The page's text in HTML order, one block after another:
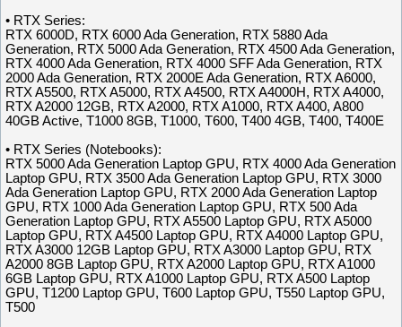
• RTX Series:
RTX 6000D, RTX 6000 Ada Generation, RTX 5880 Ada
Generation, RTX 5000 Ada Generation, RTX 4500 Ada Generation,
RTX 4000 Ada Generation, RTX 4000 SFF Ada Generation, RTX
2000 Ada Generation, RTX 2000E Ada Generation, RTX A6000,
RTX A5500, RTX A5000, RTX A4500, RTX A4000H, RTX A4000,
RTX A2000 12GB, RTX A2000, RTX A1000, RTX A400, A800
40GB Active, T1000 8GB, T1000, T600, T400 4GB, T400, T400E
• RTX Series (Notebooks):
RTX 5000 Ada Generation Laptop GPU, RTX 4000 Ada Generation
Laptop GPU, RTX 3500 Ada Generation Laptop GPU, RTX 3000
Ada Generation Laptop GPU, RTX 2000 Ada Generation Laptop
GPU, RTX 1000 Ada Generation Laptop GPU, RTX 500 Ada
Generation Laptop GPU, RTX A5500 Laptop GPU, RTX A5000
Laptop GPU, RTX A4500 Laptop GPU, RTX A4000 Laptop GPU,
RTX A3000 12GB Laptop GPU, RTX A3000 Laptop GPU, RTX
A2000 8GB Laptop GPU, RTX A2000 Laptop GPU, RTX A1000
6GB Laptop GPU, RTX A1000 Laptop GPU, RTX A500 Laptop
GPU, T1200 Laptop GPU, T600 Laptop GPU, T550 Laptop GPU,
T500